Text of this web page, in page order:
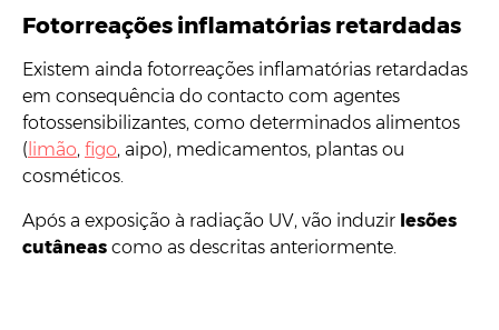
Fotorreações inflamatórias retardadas
Existem ainda fotorreações inflamatórias retardadas
em consequência do contacto com agentes
fotossensibilizantes, como determinados alimentos
( limão, figo, aipo), medicamentos, plantas ou
cosméticos.
Após a exposição à radiação UV, vão induzir lesões
cutâneas como as descritas anteriormente.